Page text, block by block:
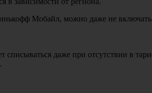
Мобайл, можно даже не
даже при отсутствии в